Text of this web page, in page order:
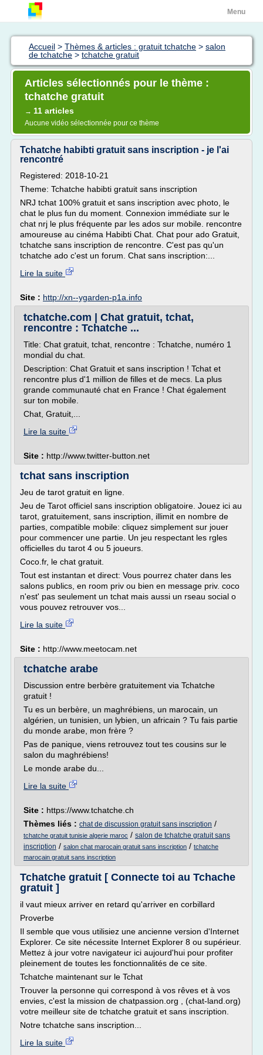
Menu
Accueil > Thèmes & articles : gratuit tchatche > salon
de tchatche > tchatche gratuit
Articles sélectionnés pour le thème :
tchatche gratuit
→ 11 articles
Aucune vidéo sélectionnée pour ce thème
Tchatche habibti gratuit sans inscription - je l'ai
rencontré
Registered: 2018-10-21
Theme: Tchatche habibti gratuit sans inscription
NRJ tchat 100% gratuit et sans inscription avec photo, le
chat le plus fun du moment. Connexion immédiate sur le
chat nrj le plus fréquente par les ados sur mobile. rencontre
amoureuse au cinéma Habibti Chat. Chat pour ado Gratuit,
tchatche sans inscription de rencontre. C'est pas qu'un
tchatche ado c'est un forum. Chat sans inscription:...
Lire la suite
Site : http://xn--ygarden-p1a.info
tchatche.com | Chat gratuit, tchat,
rencontre : Tchatche ...
Title: Chat gratuit, tchat, rencontre : Tchatche, numéro 1
mondial du chat.
Description: Chat Gratuit et sans inscription ! Tchat et
rencontre plus d'1 million de filles et de mecs. La plus
grande communauté chat en France ! Chat également
sur ton mobile.
Chat, Gratuit,...
Lire la suite
Site : http://www.twitter-button.net
tchat sans inscription
Jeu de tarot gratuit en ligne.
Jeu de Tarot officiel sans inscription obligatoire. Jouez ici au
tarot, gratuitement, sans inscription, illimit en nombre de
parties, compatible mobile: cliquez simplement sur jouer
pour commencer une partie. Un jeu respectant les rgles
officielles du tarot 4 ou 5 joueurs.
Coco.fr, le chat gratuit.
Tout est instantan et direct: Vous pourrez chater dans les
salons publics, en room priv ou bien en message priv. coco
n'est' pas seulement un tchat mais aussi un rseau social o
vous pouvez retrouver vos...
Lire la suite
Site : http://www.meetocam.net
tchatche arabe
Discussion entre berbère gratuitement via Tchatche
gratuit !
Tu es un berbère, un maghrébiens, un marocain, un
algérien, un tunisien, un lybien, un africain ? Tu fais partie
du monde arabe, mon frère ?
Pas de panique, viens retrouvez tout tes cousins sur le
salon du maghrébiens!
Le monde arabe du...
Lire la suite
Site : https://www.tchatche.ch
Thèmes liés : chat de discussion gratuit sans inscription /
tchatche gratuit tunisie algerie maroc / salon de tchatche gratuit sans
inscription / salon chat marocain gratuit sans inscription / tchatche
marocain gratuit sans inscription
Tchatche gratuit [ Connecte toi au Tchache
gratuit ]
il vaut mieux arriver en retard qu'arriver en corbillard
Proverbe
Il semble que vous utilisiez une ancienne version d'Internet
Explorer. Ce site nécessite Internet Explorer 8 ou supérieur.
Mettez à jour votre navigateur ici aujourd'hui pour profiter
pleinement de toutes les fonctionnalités de ce site.
Tchatche maintenant sur le Tchat
Trouver la personne qui correspond à vos rêves et à vos
envies, c'est la mission de chatpassion.org , (chat-land.org)
votre meilleur site de tchatche gratuit et sans inscription.
Notre tchatche sans inscription...
Lire la suite